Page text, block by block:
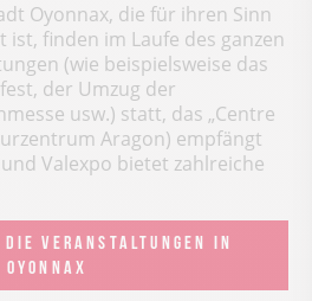
Oyonnax, die für ihren Sinn
ist, finden im Laufe des ganzen
(wie beispielsweise das
der Umzug der
usw.) statt, das „Centre
Aragon) empfängt
Valexpo bietet zahlreiche
VERANSTALTUNGEN IN
OYONNAX